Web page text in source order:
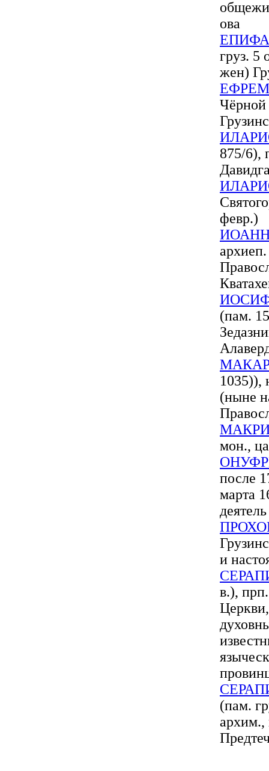
ова
груз. 5
жен)
Чёрной
875/6),
февр.)
(пам.
1035)),
(ныне
мон.,
после
марта
и
в.),
(пам.
архим.,